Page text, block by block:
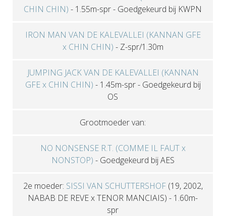
CHIN CHIN) - 1.55m-spr - Goedgekeurd bij KWPN
IRON MAN VAN DE KALEVALLEI (KANNAN GFE
x CHIN CHIN) - Z-spr/1.30m
JUMPING JACK VAN DE KALEVALLEI (KANNAN
GFE x CHIN CHIN) - 1.45m-spr- Goedgekeurd bij
OS
Grootmoeder van:
NO NONSENSE R.T. (COMME IL FAUT x
NONSTOP) - Goedgekeurd bij AES
2e moeder: SISSI VAN SCHUTTERSHOF (19, 2002,
NABAB DE REVE x TENOR MANCIAIS)- 1.60m-
spr